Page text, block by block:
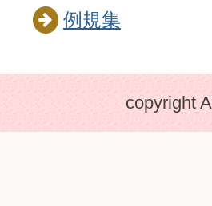
例規集
copyright